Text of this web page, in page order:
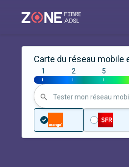
Carte du réseau mobile
|
1
|
2
|
5
Tester mon réseau